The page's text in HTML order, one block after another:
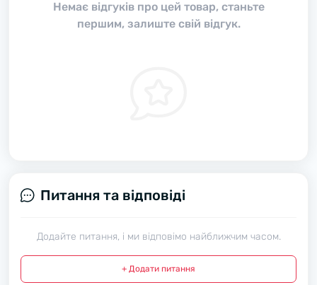
Немає відгуків про цей товар, станьте
першим, залиште свій відгук.
Питання та відповіді
Додайте питання, і ми відповімо найближчим часом.
+ Додати питання